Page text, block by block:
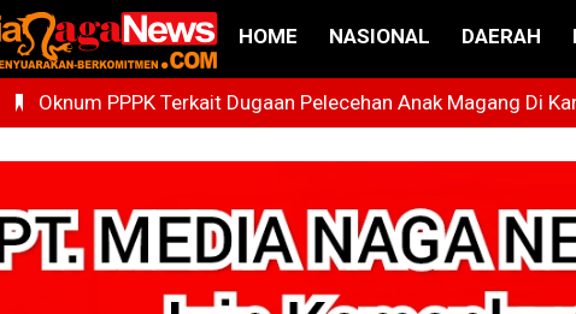
HOME NASIONAL DAERAH
Oknum PPPK Terkait Dugaan Pelecehan Anak Magang Di
Kemenhaj Sumut
Whisnu Legenda Bintang Yang Terus Cemerlang